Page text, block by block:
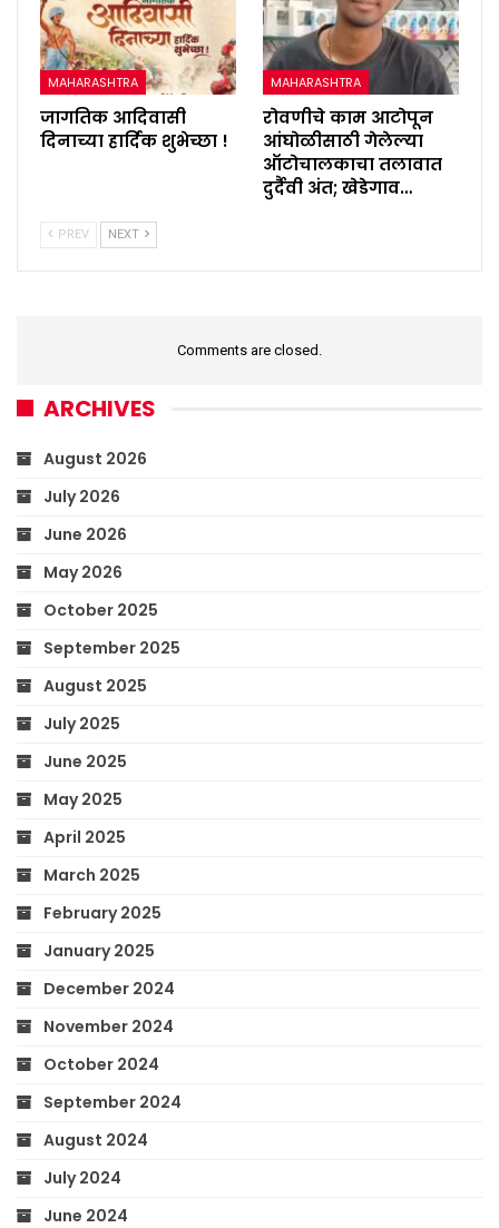
MAHARASHTRA
जागतिक आदिवासी
दिनाच्या हार्दिक शुभेच्छा !
MAHARASHTRA
रोवणीचे काम आटोपून
आंघोळीसाठी गेलेल्या
ऑटोचालकाचा तलावात
दुर्दैवी अंत; खेडेगाव…
PREV NEXT
Comments are closed.
ARCHIVES
August 2026
July 2026
June 2026
May 2026
October 2025
September 2025
August 2025
July 2025
June 2025
May 2025
April 2025
March 2025
February 2025
January 2025
December 2024
November 2024
October 2024
September 2024
August 2024
July 2024
June 2024